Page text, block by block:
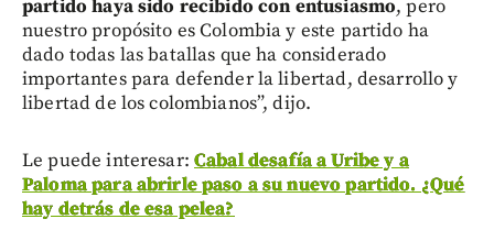
partido haya sido recibido con entusiasmo, pero
nuestro propósito es Colombia y este partido ha
dado todas las batallas que ha considerado
importantes para defender la libertad, desarrollo y
libertad de los colombianos”, dijo.
Le puede interesar: Cabal desafía a Uribe y a
Paloma para abrirle paso a su nuevo partido. ¿Qué
hay detrás de esa pelea?